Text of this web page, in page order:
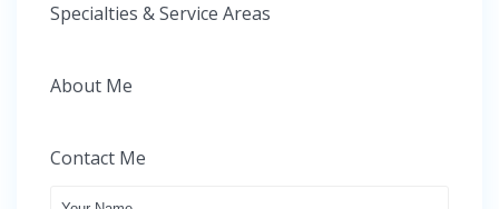
Specialties & Service Areas
About Me
Contact Me